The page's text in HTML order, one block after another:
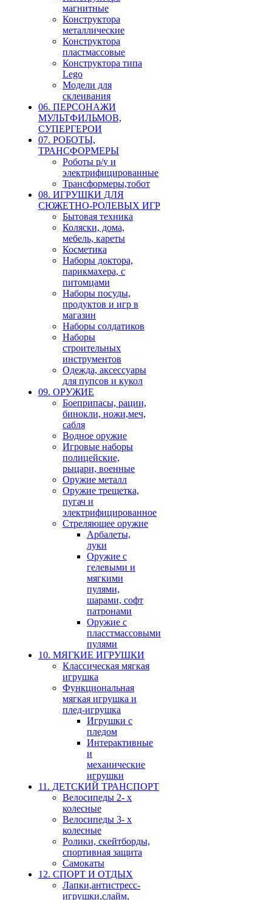
магнитные
Конструктора
металлические
Конструктора
пластмассовые
Конструктора типа
Lego
Модели для
склеивания
06. ПЕРСОНАЖИ
МУЛЬТФИЛЬМОВ,
СУПЕРГЕРОИ
07. РОБОТЫ,
ТРАНСФОРМЕРЫ
Роботы р/у и
электрифицированные
Трансформеры,тобот
08. ИГРУШКИ ДЛЯ
СЮЖЕТНО-РОЛЕВЫХ ИГР
Бытовая техника
Коляски, дома,
мебель, кареты
Косметика
Наборы доктора,
парикмахера, с
питомцами
Наборы посуды,
продуктов и игр в
магазин
Наборы солдатиков
Наборы
строительных
инструментов
Одежда, аксессуары
для пупсов и кукол
09. ОРУЖИЕ
Боеприпасы, рации,
бинокли, ножи,меч,
сабля
Водное оружие
Игровые наборы
полицейские,
рыцари, военные
Оружие металл
Оружие трещетка,
пугач и
электрифицированное
Стреляющее оружие
Арбалеты,
луки
Оружие с
гелевыми и
мягкими
пулями,
шарами, софт
патронами
Оружие с
пласстмассовыми
пулями
10. МЯГКИЕ ИГРУШКИ
Классическая мягкая
игрушка
Функциональная
мягкая игрушка и
плед-игрушка
Игрушки с
пледом
Интерактивные
и
механические
игрушки
11. ДЕТСКИЙ ТРАНСПОРТ
Велосипеды 2- х
колесные
Велосипеды 3- х
колесные
Ролики, скейтборды,
спортивная защита
Самокаты
12. СПОРТ И ОТДЫХ
Лапки,антистресс-
игрушки,слайм,